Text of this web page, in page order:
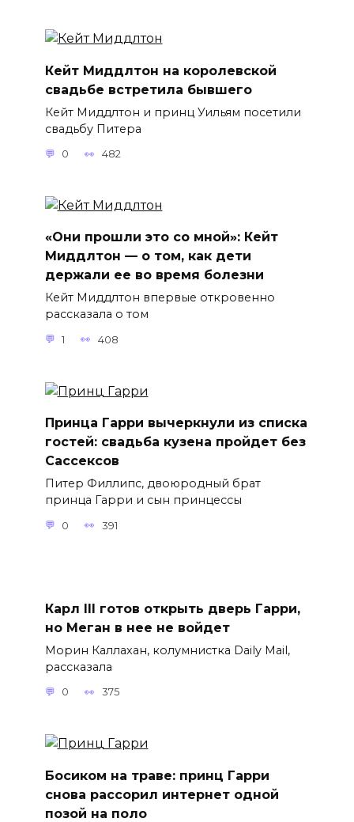
Кейт Миддлтон на королевской
свадьбе встретила бывшего
Кейт Миддлтон и принц Уильям посетили
свадьбу Питера
0 482
«Они прошли это со мной»: Кейт
Миддлтон — о том, как дети
держали ее во время болезни
Кейт Миддлтон впервые откровенно
рассказала о том
1 408
Принца Гарри вычеркнули из списка
гостей: свадьба кузена пройдет без
Сассексов
Питер Филлипс, двоюродный брат
принца Гарри и сын принцессы
0 391
Карл III готов открыть дверь Гарри,
но Меган в нее не войдет
Морин Каллахан, колумнистка Daily Mail,
рассказала
0 375
Босиком на траве: принц Гарри
снова рассорил интернет одной
позой на поло